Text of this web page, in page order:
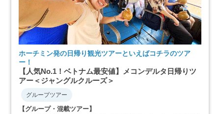
ホーチミン発の日帰り観光ツアーといえばコチラのツア
ー！
【人気No.1！ベトナム最安値】メコンデルタ日帰りツ
アー＜ジャングルクルーズ＞
グループツアー
【グループ・混載ツアー】